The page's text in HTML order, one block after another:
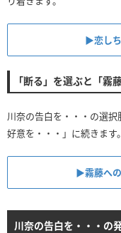
▶︎恋し
「断る」を選ぶと「霧
川奈の告白を・・・の選
好意を・・・」に続きます。
▶︎霧藤へ
川奈の告白を・・・の